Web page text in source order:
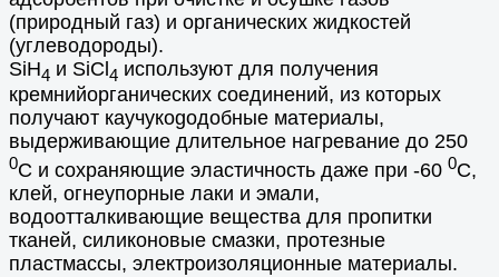
(природный газ) и органических жидкостей
(углеводороды).
SiH4 и SiCl4 используют для получения
кремнийорганических соединений, из которых
получают каучукоgодобные материалы,
выдерживающие длительное нагревание до 250
0С и сохраняющие эластичность даже при -60 0С,
клей, огнеупорные лаки и эмали,
водоотталкивающие вещества для пропитки
тканей, силиконовые смазки, протезные
пластмассы, электроизоляционные материалы.